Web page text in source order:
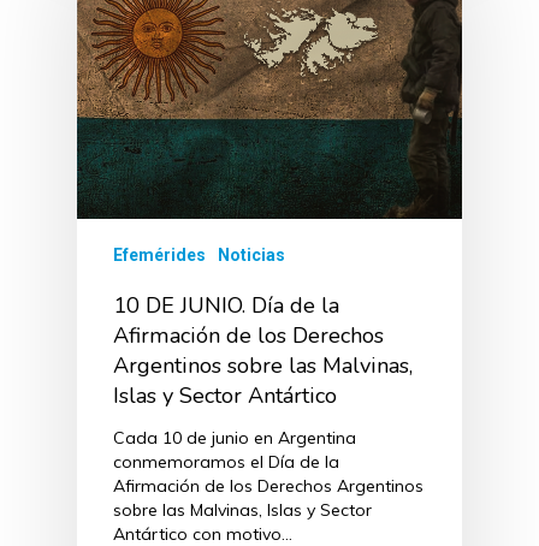
Efemérides Noticias
10 DE JUNIO. Día de la
Afirmación de los Derechos
Argentinos sobre las Malvinas,
Islas y Sector Antártico
Cada 10 de junio en Argentina
conmemoramos el Día de la
Afirmación de los Derechos Argentinos
sobre las Malvinas, Islas y Sector
Antártico con motivo…